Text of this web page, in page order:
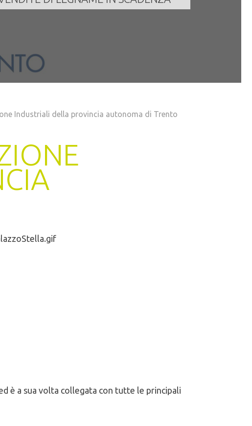
Industriali della provincia autonoma di Trento
è a sua volta collegata con tutte le principali